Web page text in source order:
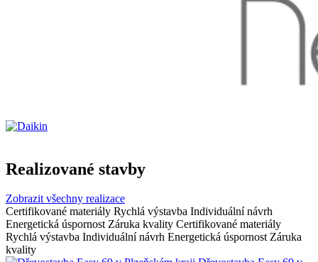
Realizované stavby
Zobrazit všechny realizace
Certifikované materiály Rychlá výstavba Individuální návrh
Energetická úspornost Záruka kvality Certifikované materiály
Rychlá výstavba Individuální návrh Energetická úspornost Záruka
kvality